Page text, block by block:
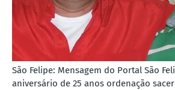
São Felipe: Mensagem do Portal São
aniversário de 25 anos ordenação